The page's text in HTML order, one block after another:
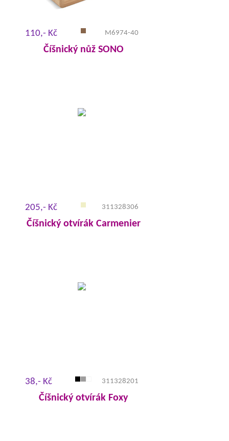
110,- Kč M6974-40
Číšnický nůž SONO
205,- Kč 311328306
Číšnický otvírák Carmenier
38,- Kč 311328201
Číšnický otvírák Foxy